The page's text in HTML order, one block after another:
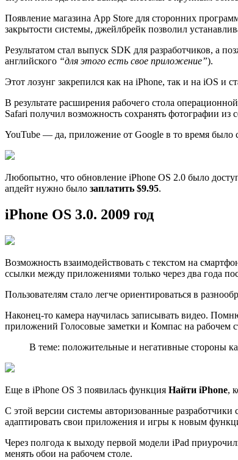
Появление магазина App Store для сторонних
закрытости системы, джейлбрейк позволил
Результатом стал выпуск SDK для разработчиков, а
английского “для этого есть свое приложение”).
Этот лозунг закрепился как на iPhone, так и на iOS и
В результате расширения рабочего стола
Safari получил возможность сохранять фотографии
YouTube — да, приложение от Google в то время было
Любопытно, что обновление iPhone OS 2.0 было
апдейт нужно было заплатить $9.95.
iPhone OS 3.0. 2009 год
Возможность взаимодействовать с текстом на
ссылки между приложениями только через два года
Пользователям стало легче ориентироваться в
Наконец-то камера научилась записывать видео.
приложений Голосовые заметки и Компас на рабочем
В теме: положительные и негативные стороны
Еще в iPhone OS 3 появилась функция Найти iPhone,
С этой версии системы авторизованные
адаптировать свои приложения и игры к новым
Через полгода к выходу первой модели iPad
менять обои на рабочем столе.